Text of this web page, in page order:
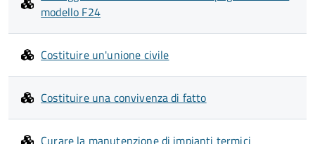
modello F24
Costituire un'unione civile
Costituire una convivenza di fatto
Curare la manutenzione di impianti termici